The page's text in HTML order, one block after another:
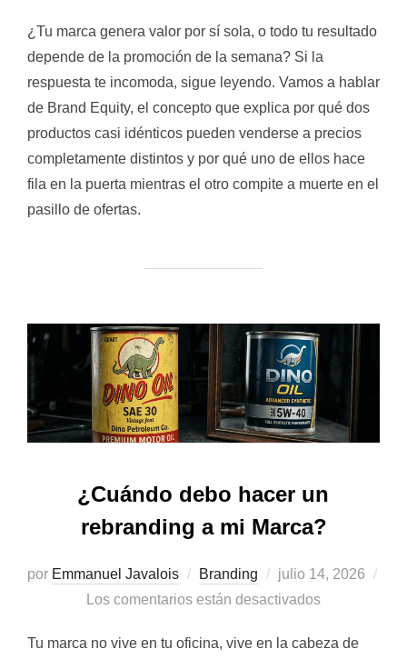
¿Tu marca genera valor por sí sola, o todo tu resultado
depende de la promoción de la semana? Si la
respuesta te incomoda, sigue leyendo. Vamos a hablar
de Brand Equity, el concepto que explica por qué dos
productos casi idénticos pueden venderse a precios
completamente distintos y por qué uno de ellos hace
fila en la puerta mientras el otro compite a muerte en el
pasillo de ofertas.
¿Cuándo debo hacer un
rebranding a mi Marca?
por Emmanuel Javalois Branding
Publicado
el
julio 14, 2026
Los comentarios están desactivados
Tu marca no vive en tu oficina, vive en la cabeza de